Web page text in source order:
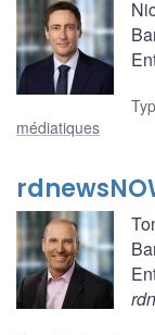
médiatiques